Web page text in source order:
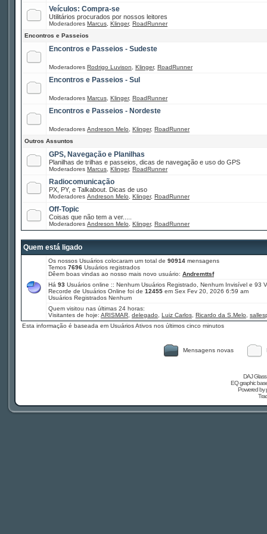
Veículos: Compra-se
Utilitários procurados por nossos leitores
Moderadores Marcus Klinger, RoadRunner
Encontros e Passeios
Encontros e Passeios - Sudeste
Moderadores Rodrigo Luvison Klinger, RoadRunner
Encontros e Passeios - Sul
Moderadores Marcus Klinger, RoadRunner
Encontros e Passeios - Nordeste
Moderadores Andreson Melo Klinger, RoadRunner
Outros Assuntos
GPS, Navegação e Planilhas
Planilhas de trilhas e passeios, dicas de navegação e uso do GPS
Moderadores Marcus Klinger, RoadRunner
Radiocomunicação
PX, PY, e Talkabout. Dicas de uso
Moderadores Andreson Melo Klinger, RoadRunner
Off-Topic
Coisas que não tem a ver.....
Moderadores Andreson Melo Klinger, RoadRunner
Quem está ligado
Os nossos Usuários colocaram um total de 90914 mensagens
Temos 7696 Usuários registrados
Dêem boas vindas ao nosso mais novo usuário: Andremttsf
Há 93 Usuários online :: Nenhum Usuários Registrado, Nenhum Invisível e
Recorde de Usuários Online foi de 12455 em Sex Fev 20, 2026 6:59 am
Usuários Registrados Nenhum
Quem visitou nas últimas 24 horas:
Visitantes de hoje: ARISMAR delegado Luiz Carlos Ricardo da S.Melo
Esta informação é baseada em Usuários Ativos nos últimos cinco minutos
Mensagens novas
DAJ
EQ graphic
Powered by